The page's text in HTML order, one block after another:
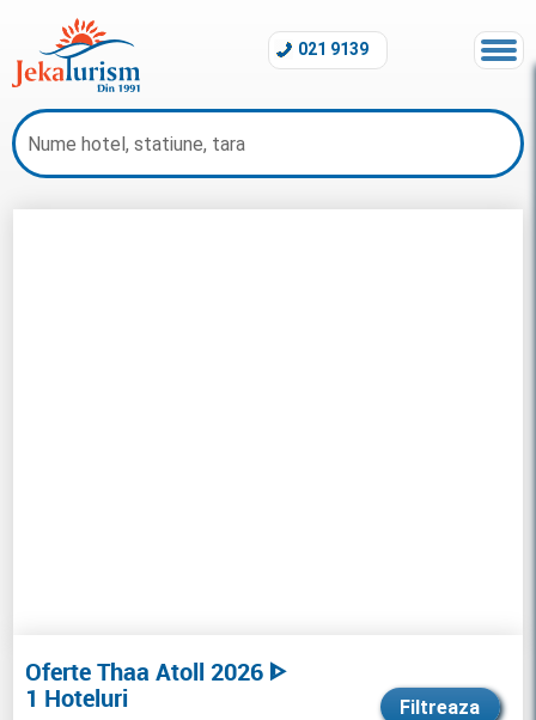
021 9139
Oferte Thaa Atoll 2026 ᐈ
1 Hoteluri
Filtreaza